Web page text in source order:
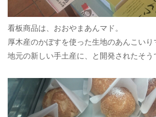
看板商品は、おおやまあんマド。
厚木産のかぼすを使った生地のあんこいり
地元の新しい手土産に、と開発されたそう